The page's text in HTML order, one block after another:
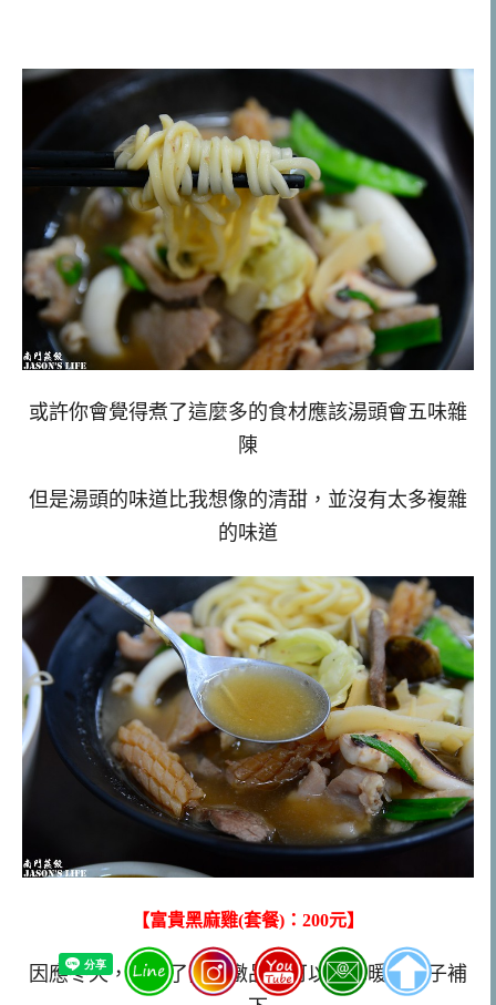
或許你會覺得煮了這麼多的食材應該湯頭會五味雜
陳
但是湯頭的味道比我想像的清甜，並沒有太多複雜
的味道
【富貴黑麻雞(套餐)：200元】
因應冬天，推出了兩種燉品，可以讓你暖暖身子補